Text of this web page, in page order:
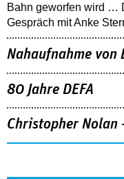
Bahn geworfen wird …
Gespräch mit Anke
Nahaufnahme von
80 Jahre DEFA
Christopher Nolan